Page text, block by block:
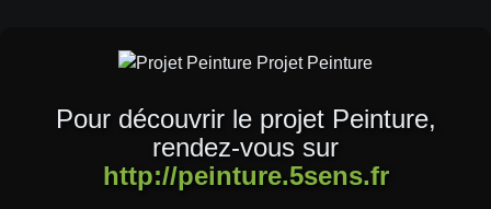
Pour découvrir le projet Peinture,
rendez-vous sur
http://peinture.5sens.fr